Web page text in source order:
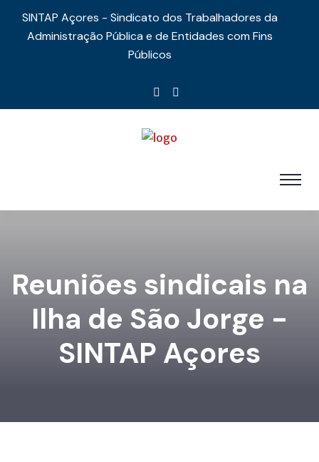
SINTAP Açores - Sindicato dos Trabalhadores da
Administração Pública e de Entidades com Fins
Públicos
Reuniões sindicais na
Ilha de São Jorge -
SINTAP Açores